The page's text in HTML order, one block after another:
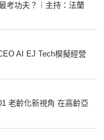
考功夫？︱主持：法蘭
AI EJ Tech模擬經營
老齡化新視角 在高齡亞